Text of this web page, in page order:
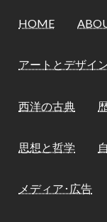
HOME
アートとデザイ
西洋の古典
思想と哲学
メディア･広告